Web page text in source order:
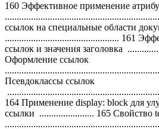
160 Эффективное применение
ссылок на специальные области
................................................ 161
ссылок и значения заголовка
Оформление ссылок
Псевдоклассы ссылок
164 Применение display: block для
ссылки ....................... 165 Свойство